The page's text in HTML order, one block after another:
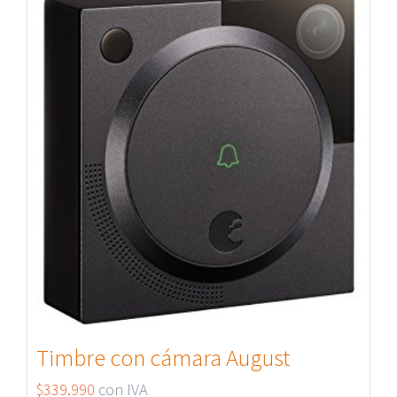
Timbre con cámara August
$339.990 con IVA